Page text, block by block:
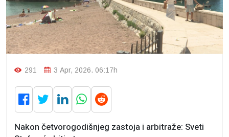
291 3 Apr, 2026. 06:17h
Nakon četvorogodišnjeg zastoja i arbitraže: Sveti